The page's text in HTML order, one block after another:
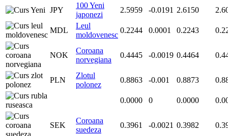
JPY
100 Yeni
japonezi
2.5959 -0.0191 2.6150
MDL
Leul
moldovenesc
0.2244 0.0001 0.2243
NOK
Coroana
norvegiana
0.4445 -0.0019 0.4464
PLN
Zlotul
polonez
0.8863 -0.001 0.8873
0.0000 0 0.0000
SEK
Coroana
suedeza
0.3961 -0.0021 0.3982